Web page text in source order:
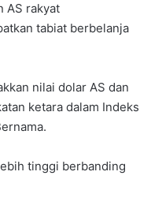
AS rakyat
tabiat berbelanja
nilai dolar AS dan
ketara dalam Indeks
tinggi berbanding